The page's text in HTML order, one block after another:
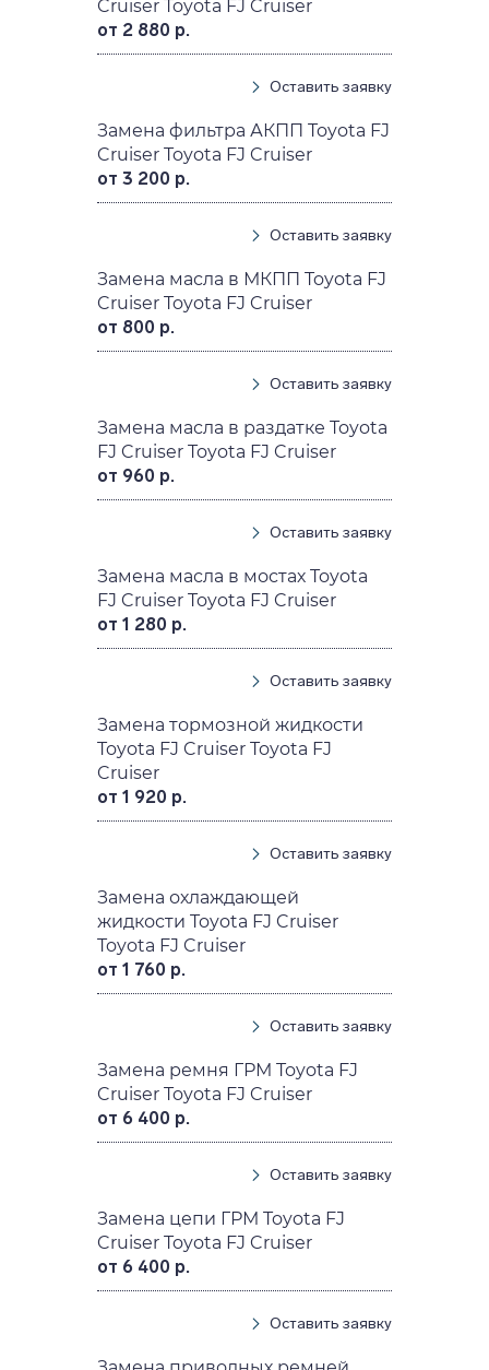
Cruiser Toyota FJ Cruiser
от 2 880 р.
Оставить заявку
Замена фильтра АКПП Toyota FJ
Cruiser Toyota FJ Cruiser
от 3 200 р.
Оставить заявку
Замена масла в МКПП Toyota FJ
Cruiser Toyota FJ Cruiser
от 800 р.
Оставить заявку
Замена масла в раздатке Toyota
FJ Cruiser Toyota FJ Cruiser
от 960 р.
Оставить заявку
Замена масла в мостах Toyota
FJ Cruiser Toyota FJ Cruiser
от 1 280 р.
Оставить заявку
Замена тормозной жидкости
Toyota FJ Cruiser Toyota FJ
Cruiser
от 1 920 р.
Оставить заявку
Замена охлаждающей
жидкости Toyota FJ Cruiser
Toyota FJ Cruiser
от 1 760 р.
Оставить заявку
Замена ремня ГРМ Toyota FJ
Cruiser Toyota FJ Cruiser
от 6 400 р.
Оставить заявку
Замена цепи ГРМ Toyota FJ
Cruiser Toyota FJ Cruiser
от 6 400 р.
Оставить заявку